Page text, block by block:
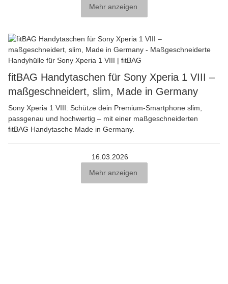
Mehr anzeigen
fitBAG Handytaschen für Sony Xperia 1 VIII –
maßgeschneidert, slim, Made in Germany
Sony Xperia 1 VIII: Schütze dein Premium-Smartphone slim,
passgenau und hochwertig – mit einer maßgeschneiderten
fitBAG Handytasche Made in Germany.
16.03.2026
Mehr anzeigen